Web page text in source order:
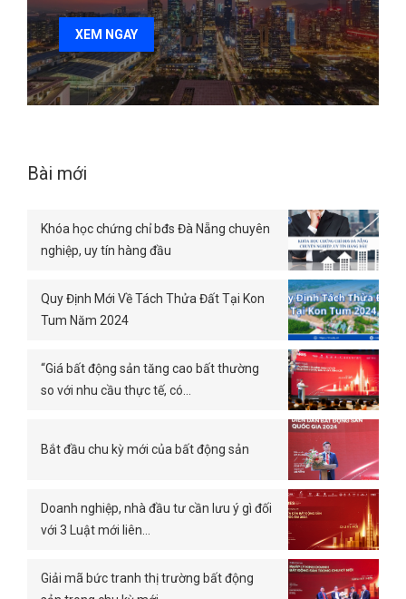
XEM NGAY
Bài mới
Khóa học chứng chỉ bđs Đà Nẵng chuyên
nghiệp, uy tín hàng đầu
Quy Định Mới Về Tách Thửa Đất Tại Kon
Tum Năm 2024
“Giá bất động sản tăng cao bất thường
so với nhu cầu thực tế, có…
Bắt đầu chu kỳ mới của bất động sản
Doanh nghiệp, nhà đầu tư cần lưu ý gì đối
với 3 Luật mới liên…
Giải mã bức tranh thị trường bất động